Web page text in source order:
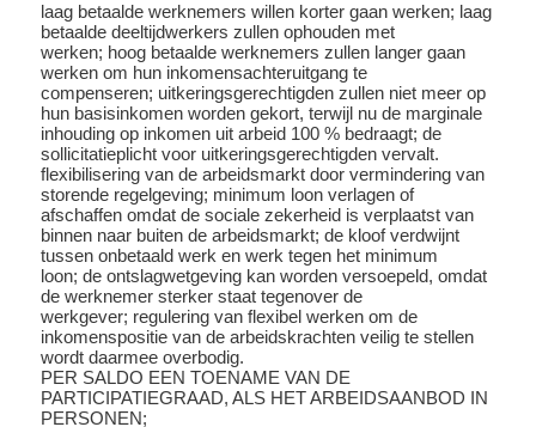
laag betaalde werknemers willen korter gaan werken; laag
betaalde deeltijdwerkers zullen ophouden met
werken; hoog betaalde werknemers zullen langer gaan
werken om hun inkomensachteruitgang te
compenseren; uitkeringsgerechtigden zullen niet meer op
hun basisinkomen worden gekort, terwijl nu de marginale
inhouding op inkomen uit arbeid 100 % bedraagt; de
sollicitatieplicht voor uitkeringsgerechtigden vervalt.
flexibilisering van de arbeidsmarkt door vermindering van
storende regelgeving; minimum loon verlagen of
afschaffen omdat de sociale zekerheid is verplaatst van
binnen naar buiten de arbeidsmarkt; de kloof verdwijnt
tussen onbetaald werk en werk tegen het minimum
loon; de ontslagwetgeving kan worden versoepeld, omdat
de werknemer sterker staat tegenover de
werkgever; regulering van flexibel werken om de
inkomenspositie van de arbeidskrachten veilig te stellen
wordt daarmee overbodig.
PER SALDO EEN TOENAME VAN DE
PARTICIPATIEGRAAD, ALS HET ARBEIDSAANBOD IN
PERSONEN;